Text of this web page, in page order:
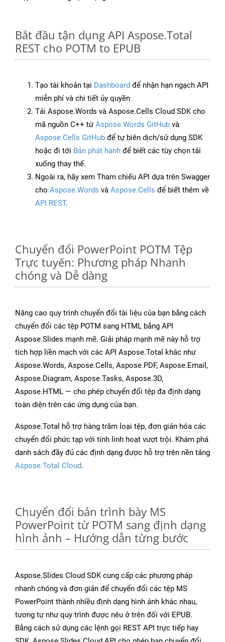
Bắt đầu tận dụng API Aspose.Total
REST cho POTM to EPUB
Tạo tài khoản tại Dashboard để nhận hạn ngạch API
miễn phí và chi tiết ủy quyền
Tải Aspose.Words và Aspose.Cells Cloud SDK cho
mã nguồn C++ từAspose.Words GitHub và
Aspose.Cells GitHub để tự biên dịch/sử dụng SDK
hoặc đi tới Bản phát hành để biết các tùy chọn tải
xuống thay thế.
Ngoài ra, hãy xem Tham chiếu API dựa trên Swagger
cho Aspose.Words và Aspose.Cells để biết thêm về
API REST.
Chuyển đổi PowerPoint POTM Tệp
Trực tuyến: Phương pháp Nhanh
chóng và Dễ dàng
Nâng cao quy trình chuyển đổi tài liệu của bạn bằng cách
chuyển đổi các tệp POTM sang HTML bằng API
Aspose.Slides mạnh mẽ. Giải pháp mạnh mẽ này hỗ trợ
tích hợp liền mạch với các API Aspose.Total khác như
Aspose.Words, Aspose.Cells, Aspose.PDF, Aspose.Email,
Aspose.Diagram, Aspose.Tasks, Aspose.3D,
Aspose.HTML — cho phép chuyển đổi tệp đa định dạng
toàn diện trên các ứng dụng của bạn.
Aspose.Total hỗ trợ hàng trăm loại tệp, đơn giản hóa các
chuyển đổi phức tạp với tính linh hoạt vượt trội. Khám phá
danh sách đầy đủ các định dạng được hỗ trợ trên nền tảng
Aspose.Total Cloud.
Chuyển đổi bản trình bày MS
PowerPoint từ POTM sang định dạng
hình ảnh – Hướng dẫn từng bước
Aspose.Slides Cloud SDK cung cấp các phương pháp
nhanh chóng và đơn giản để chuyển đổi các tệp MS
PowerPoint thành nhiều định dạng hình ảnh khác nhau,
tương tự như quy trình được nêu ở trên đối với EPUB.
Bằng cách sử dụng các lệnh gọi REST API trực tiếp hay